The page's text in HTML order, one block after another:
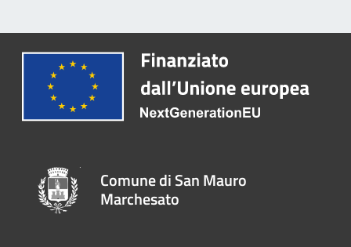
Comune di San Mauro
Marchesato